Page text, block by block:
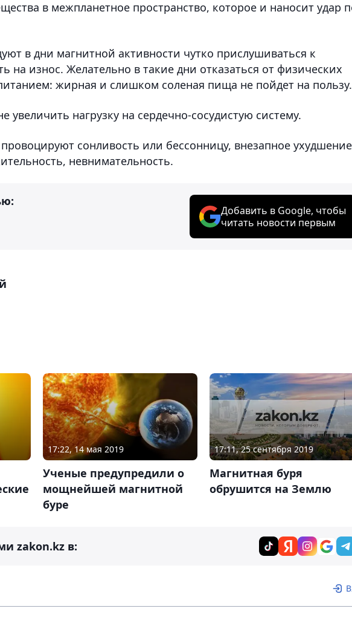
в межпланетное пространство, которое и наносит удар
в дни магнитной активности чутко прислушиваться к
на износ. Желательно в такие дни отказаться от физических
жирная и слишком соленая пища не пойдет на пользу.
увеличить нагрузку на сердечно-сосудистую систему.
сонливость или бессонницу, внезапное ухудшение
невнимательность.
Добавить в Google, чтобы
читать новости первым
17:22, 14 мая 2019
Ученые предупредили о
мощнейшей магнитной
буре
17:11, 25 сентября 2019
Магнитная буря
обрушится на Землю
zakon.kz в: